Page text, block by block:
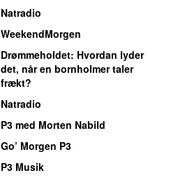
Natradio
WeekendMorgen
Drømmeholdet: Hvordan lyder
det, når en bornholmer taler
frækt?
Natradio
P3 med Morten Nabild
Go’ Morgen P3
P3 Musik